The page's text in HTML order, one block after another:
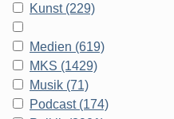
Kunst (229)
Medien (619)
MKS (1429)
Musik (71)
Podcast (174)